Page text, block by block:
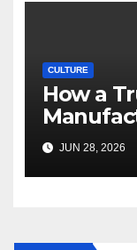
CULTURE
How a
JUN 28, 2026